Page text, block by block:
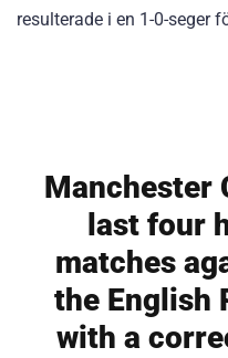
resulterade i en 1-0-seger
Manchester
last four
matches
the English
with a